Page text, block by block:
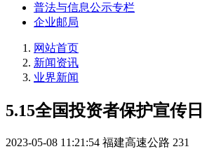
普法与信息公示专栏
企业邮局
网站首页
新闻资讯
业界新闻
5.15全国投资者保护宣传日
2023-05-08 11:21:54 福建高速公路 231